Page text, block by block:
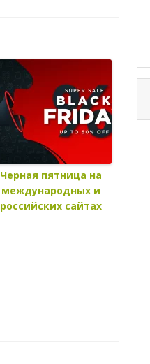
Черная пятница на
международных и
российских сайтах